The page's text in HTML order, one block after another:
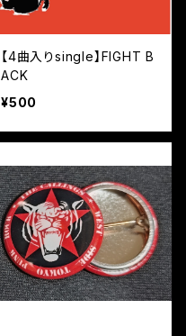
【4曲入りsingle】FIGHT B
ACK
¥500